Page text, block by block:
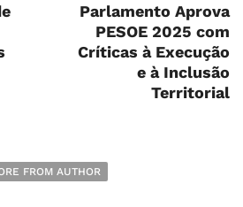
Parlamento Aprova
PESOE 2025 com
Críticas à Execução
e à Inclusão
Territorial
FROM AUTHOR